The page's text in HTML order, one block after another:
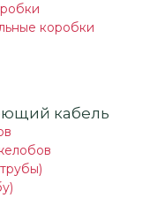
коробки
кабель